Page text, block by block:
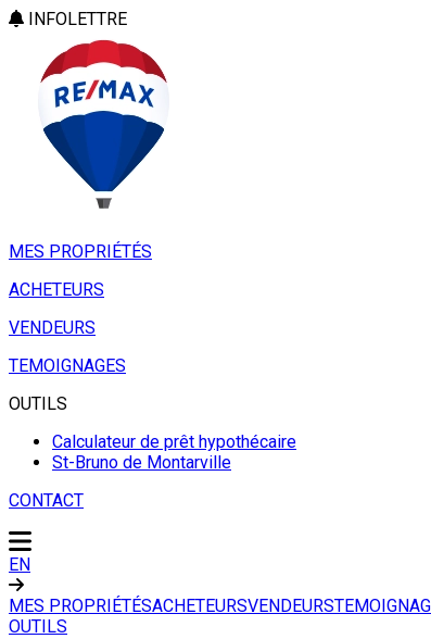
INFOLETTRE
MES PROPRIÉTÉS
ACHETEURS
VENDEURS
TEMOIGNAGES
OUTILS
Calculateur de prêt hypothécaire
St-Bruno de Montarville
CONTACT
EN
MES PROPRIÉTÉSACHETEURSVENDEURS
OUTILS